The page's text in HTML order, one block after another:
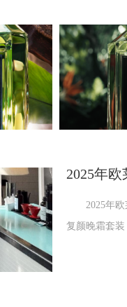
2025年
2025年欧
复颜晚霜套